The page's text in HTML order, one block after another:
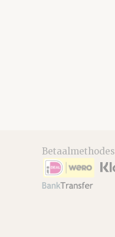
Betaalmethodes